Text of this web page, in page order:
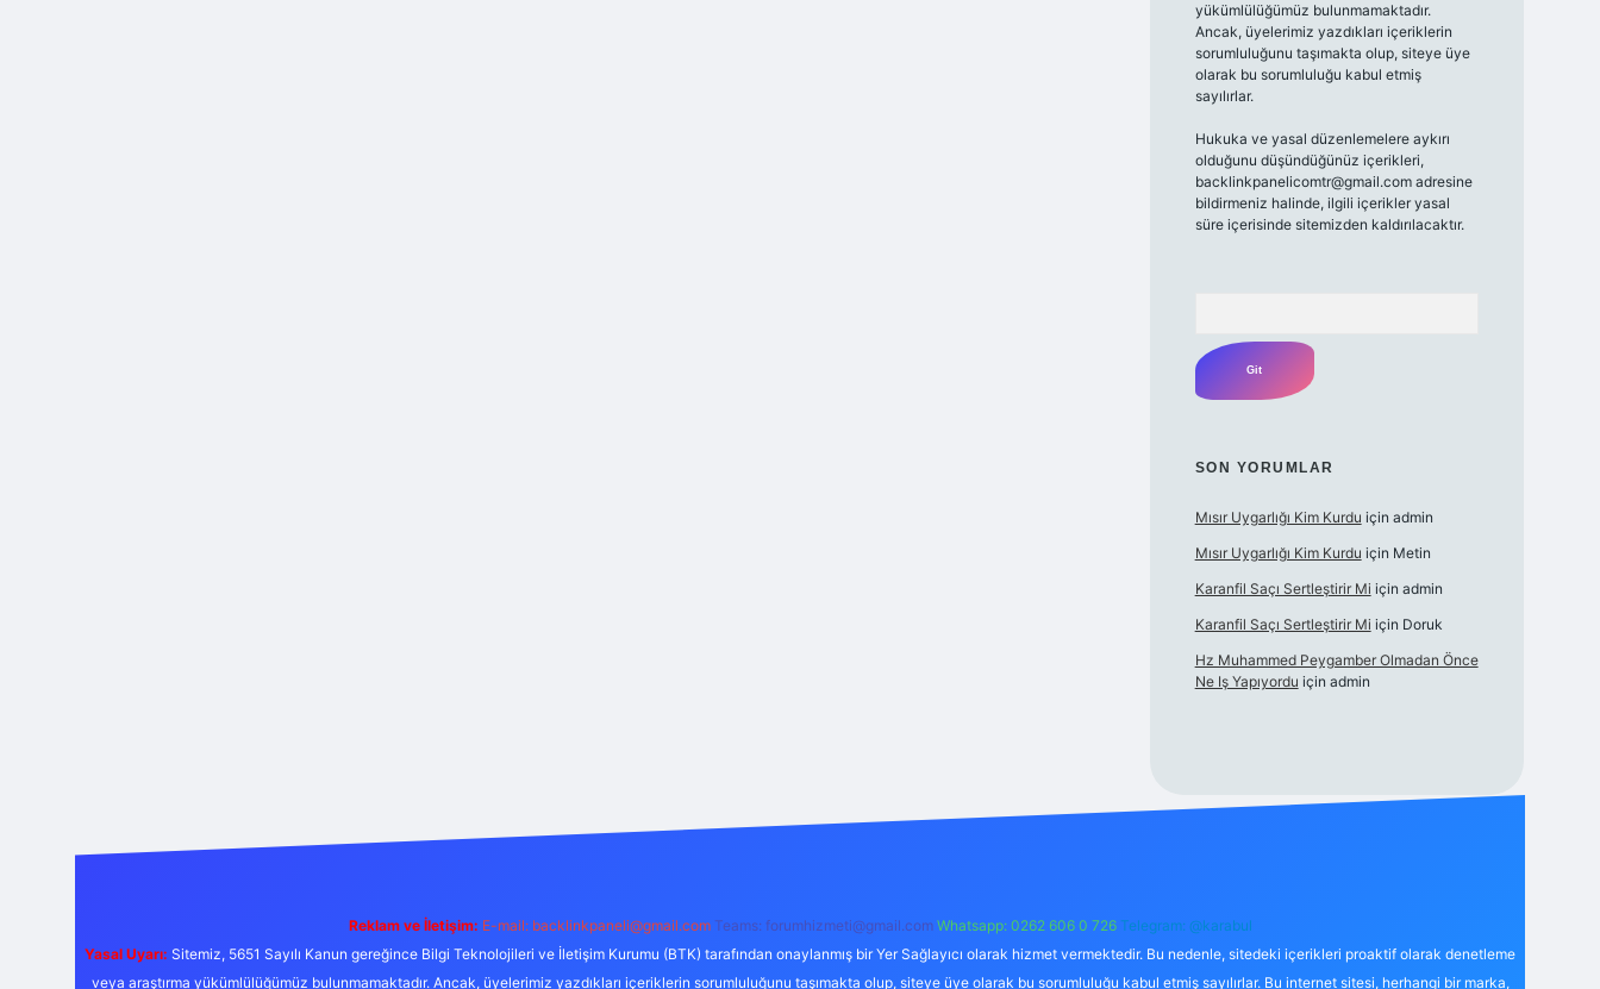
yükümlülüğümüz bulunmamaktadır.
Ancak, üyelerimiz yazdıkları içeriklerin
sorumluluğunu taşımakta olup, siteye üye
olarak bu sorumluluğu kabul etmiş
sayılırlar.
Hukuka ve yasal düzenlemelere aykırı
olduğunu düşündüğünüz içerikleri,
backlinkpanelicomtr@gmail.comadresine
bildirmeniz halinde, ilgili içerikler yasal
süre içerisinde sitemizden kaldırılacaktır.
SON YORUMLAR
Mısır Uygarlığı Kim Kurdu için admin
Mısır Uygarlığı Kim Kurdu için Metin
Karanfil Saçı Sertleştirir Mi için admin
Karanfil Saçı Sertleştirir Mi için Doruk
Hz Muhammed Peygamber Olmadan Önce
Ne Iş Yapıyordu için admin
Reklam ve İletişim: E-mail: backlinkpaneli@gmail.com Teams: forumhizmeti@gmail.com Whatsapp: 0262 606 0 726 Telegram: @karabul
Yasal Uyarı: Sitemiz, 5651 Sayılı Kanun gereğince Bilgi Teknolojileri ve İletişim Kurumu (BTK) tarafından onaylanmış bir Yer Sağlayıcı olarak hizmet vermektedir. Bu nedenle, sitedeki içerikleri proaktif olarak denetleme
veya araştırma yükümlülüğümüz bulunmamaktadır. Ancak, üyelerimiz yazdıkları içeriklerin sorumluluğunu taşımakta olup, siteye üye olarak bu sorumluluğu kabul etmiş sayılırlar. Bu internet sitesi, herhangi bir marka,